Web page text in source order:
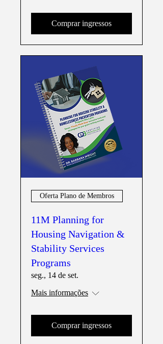
Comprar ingressos
Oferta Plano de Membros
11M Planning for
Housing Navigation &
Stability Services
Programs
seg., 14 de set.
Mais informações
Comprar ingressos